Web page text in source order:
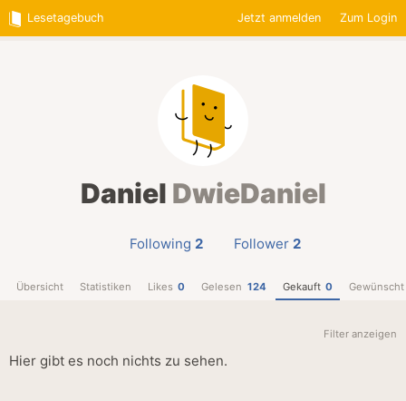
Lesetagebuch Jetzt anmelden Zum Login
Daniel DwieDaniel
Following 2 Follower 2
Übersicht Statistiken Likes 0 Gelesen 124 Gekauft 0 Gewünscht
Filter anzeigen
Hier gibt es noch nichts zu sehen.